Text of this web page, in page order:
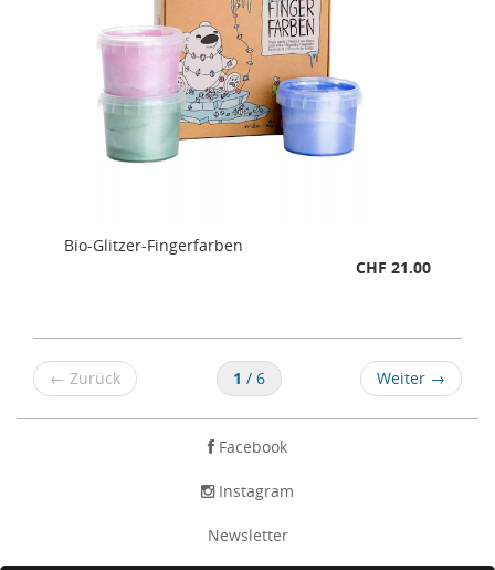
Bio-Glitzer-Fingerfarben
CHF 21.00
← Zurück 1 / 6 Weiter →
Facebook
Instagram
Newsletter